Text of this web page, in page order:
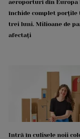
aeroporturi din Europa
închide complet porțile
trei luni. Milioane de
afectați
Intră în culisele noii